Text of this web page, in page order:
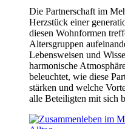
Die Partnerschaft im
Herzstück einer
diesen Wohnformen
Altersgruppen
Lebensweisen und
harmonische
beleuchtet, wie diese
stärken und welche
alle Beteiligten mit